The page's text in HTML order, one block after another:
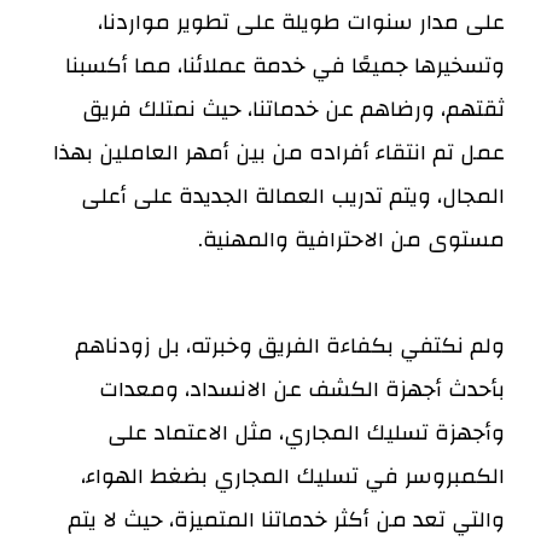
على مدار سنوات طويلة على تطوير مواردنا،
وتسخيرها جميعًا في خدمة عملائنا، مما أكسبنا
ثقتهم، ورضاهم عن خدماتنا، حيث نمتلك فريق
عمل تم انتقاء أفراده من بين أمهر العاملين بهذا
المجال، ويتم تدريب العمالة الجديدة على أعلى
مستوى من الاحترافية والمهنية.
ولم نكتفي بكفاءة الفريق وخبرته، بل زودناهم
بأحدث أجهزة الكشف عن الانسداد، ومعدات
وأجهزة تسليك المجاري، مثل الاعتماد على
الكمبروسر في تسليك المجاري بضغط الهواء،
والتي تعد من أكثر خدماتنا المتميزة، حيث لا يتم